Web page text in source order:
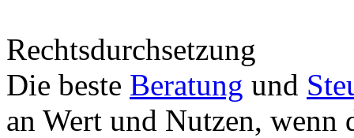
Rechtsdurchsetzung
Die beste Beratung und
an Wert und Nutzen, wenn